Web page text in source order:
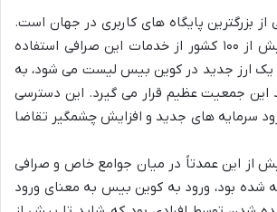
بزرگترین پایگاه های کاربری در جهان است.
میلیون ها نفر در بیش از ۱۰۰ کشور از خدمات این صرافی استفاده
یک ارز جدید در کوین بیس لیست می شود، به
این جمعیت عظیم قرار می گیرد. این دسترسی
سرمایه های جدید و افزایش چشمگیر تقاضا
از این عمدتاً در میان جوامع خاص و صرافی
شده بود، ورود به کوین بیس به معنای ورود